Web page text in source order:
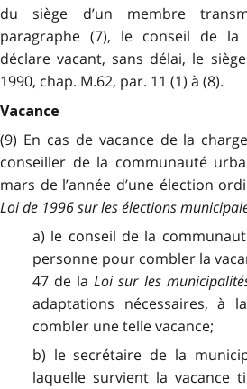
du siège d’un membre
paragraphe (7), le conseil de la
déclare vacant, sans délai, le
1990, chap. M.62, par. 11 (1) à (8).
Vacance
(9) En cas de vacance de la
conseiller de la communauté
mars de l’année d’une élection
Loi de 1996 sur les élections
a) le conseil de la
personne pour combler la
47 de laLoi sur les
adaptations nécessaires, à
combler une telle vacance;
b) le secrétaire de la
laquelle survient la vacance